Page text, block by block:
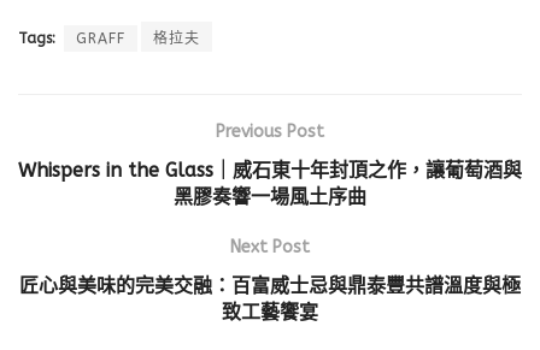
Tags: GRAFF 格拉夫
Previous Post
Whispers in the Glass｜威石東十年封頂之作，讓葡萄酒與
黑膠奏響一場風土序曲
Next Post
匠心與美味的完美交融：百富威士忌與鼎泰豐共譜溫度與極
致工藝饗宴